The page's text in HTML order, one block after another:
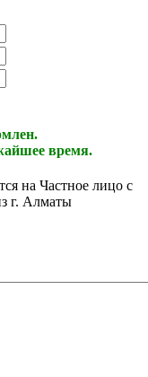
время.
на Частное лицо с
г. Алматы